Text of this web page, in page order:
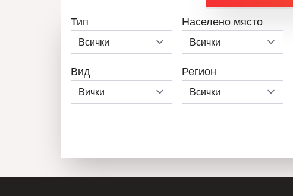
Тип Населено място
Вид Регион